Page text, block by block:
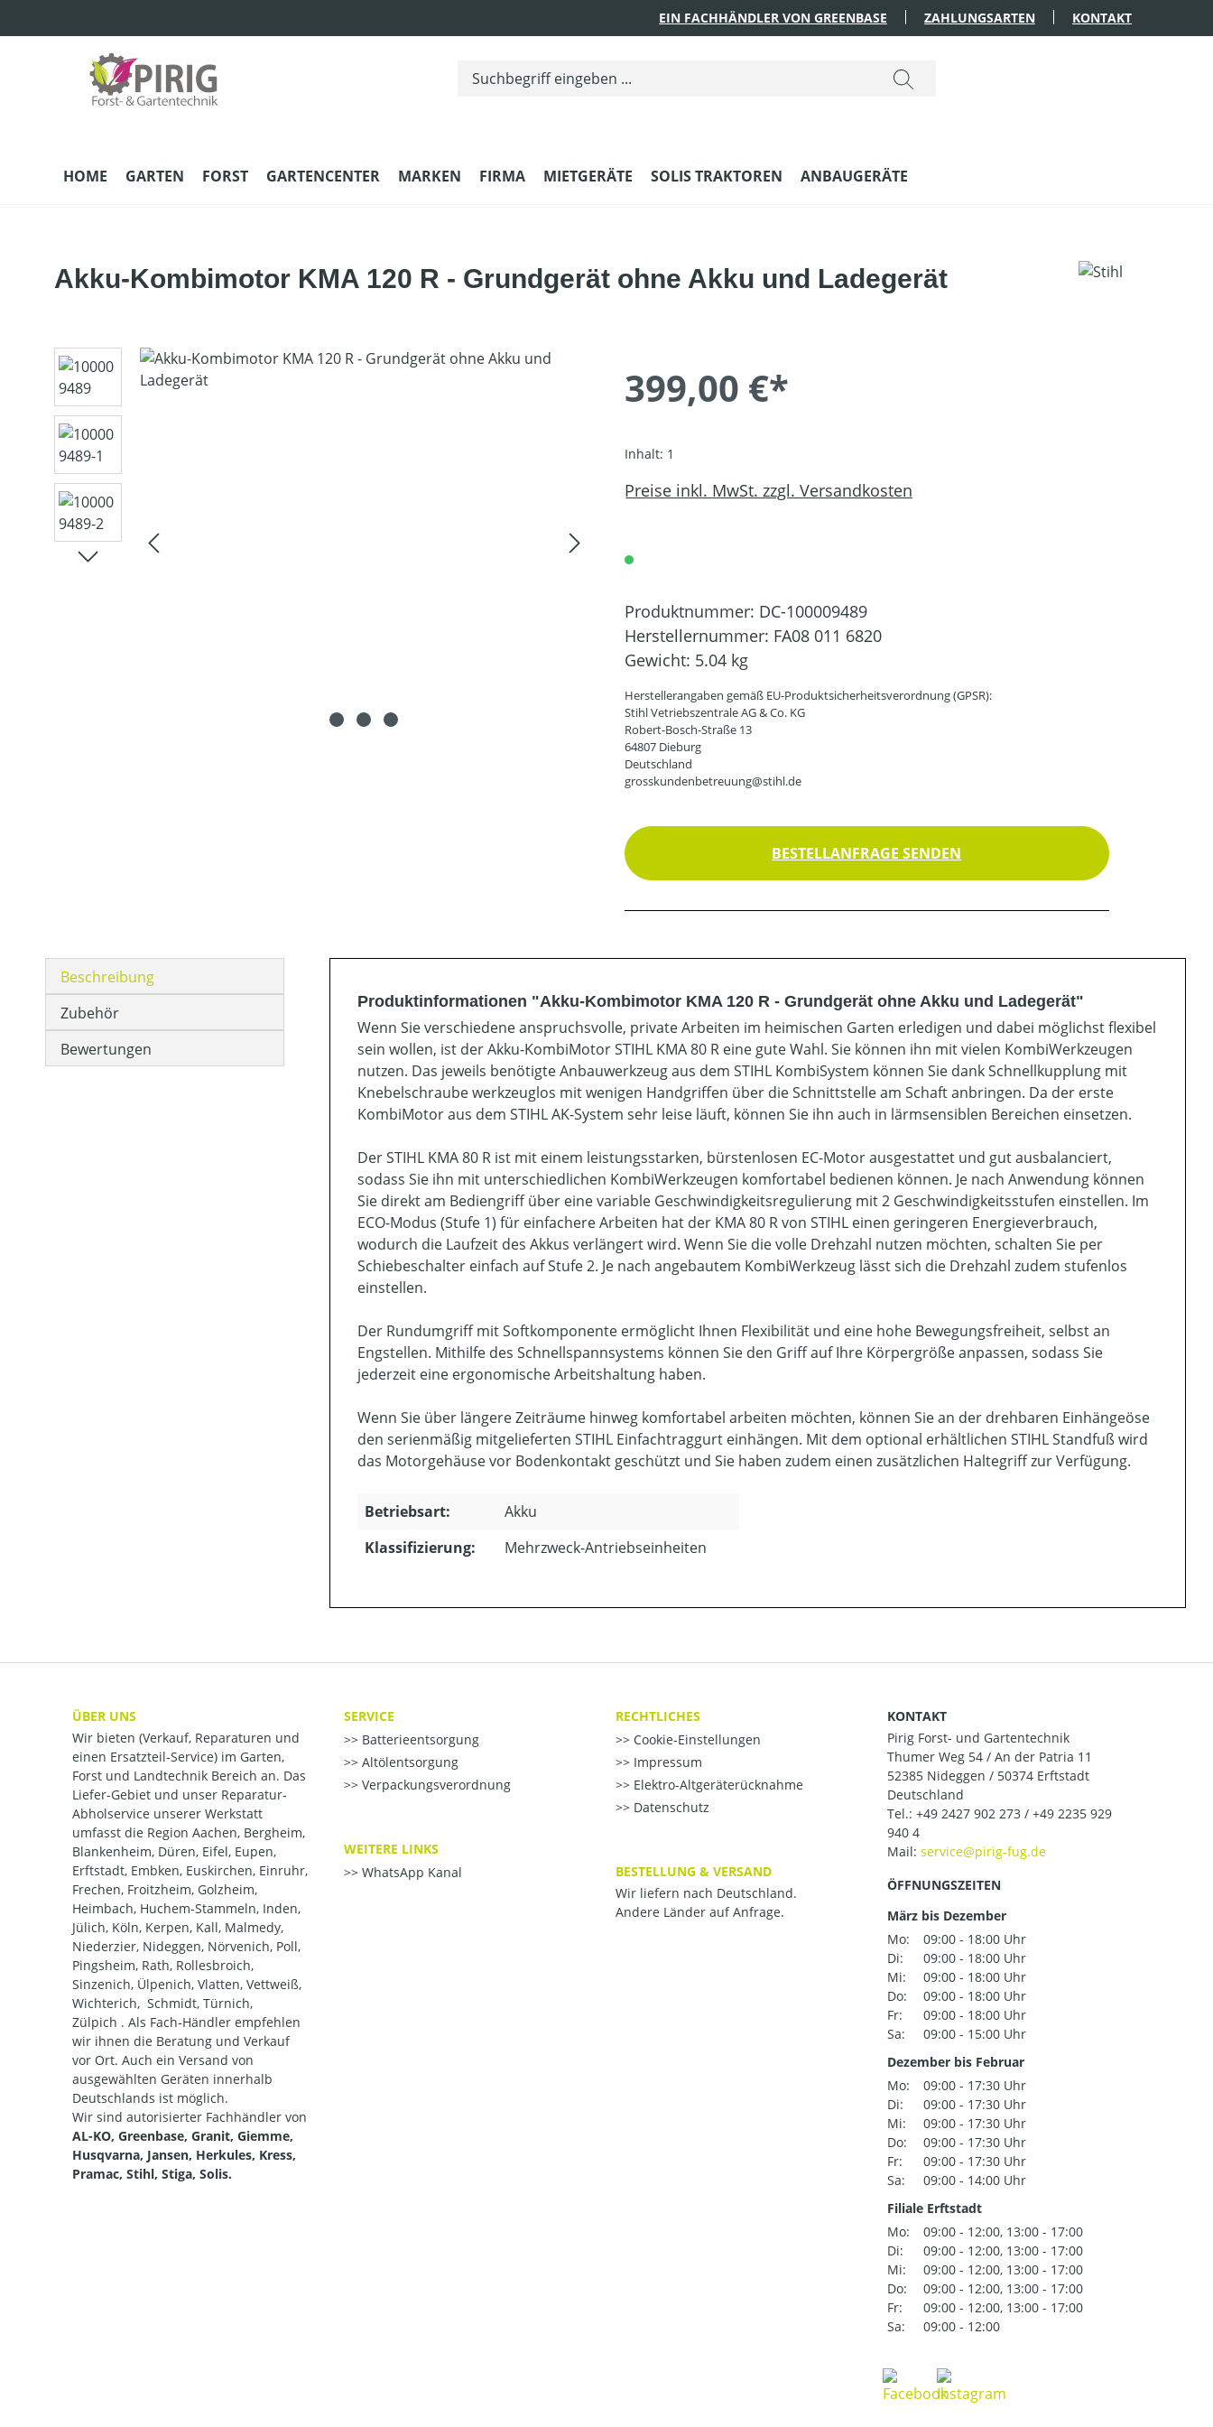
EIN FACHHÄNDLER VON GREENBASE ZAHLUNGSARTEN KONTAKT
HOME GARTEN FORST GARTENCENTER MARKEN FIRMA MIETGERÄTE SOLIS TRAKTOREN ANBAUGERÄTE
Akku-Kombimotor KMA 120 R - Grundgerät ohne Akku und Ladegerät
Bildergalerie überspringen
399,00 €*
Inhalt: 1
Preise inkl. MwSt. zzgl. Versandkosten
Produktnummer: DC-100009489
Herstellernummer: FA08 011 6820
Gewicht: 5.04 kg
Herstellerangaben gemäß EU-Produktsicherheitsverordnung (GPSR):
Stihl Vetriebszentrale AG & Co. KG
Robert-Bosch-Straße 13
64807 Dieburg
Deutschland
grosskundenbetreuung@stihl.de
BESTELLANFRAGE SENDEN
Beschreibung
Zubehör
Bewertungen
Produktinformationen "Akku-Kombimotor KMA 120 R - Grundgerät ohne Akku und Ladegerät"
Wenn Sie verschiedene anspruchsvolle, private Arbeiten im heimischen Garten erledigen und dabei möglichst flexibel
sein wollen, ist der Akku-KombiMotor STIHL KMA 80 R eine gute Wahl. Sie können ihn mit vielen KombiWerkzeugen
nutzen. Das jeweils benötigte Anbauwerkzeug aus dem STIHL KombiSystem können Sie dank Schnellkupplung mit
Knebelschraube werkzeuglos mit wenigen Handgriffen über die Schnittstelle am Schaft anbringen. Da der erste
KombiMotor aus dem STIHL AK-System sehr leise läuft, können Sie ihn auch in lärmsensiblen Bereichen einsetzen.
Der STIHL KMA 80 R ist mit einem leistungsstarken, bürstenlosen EC-Motor ausgestattet und gut ausbalanciert,
sodass Sie ihn mit unterschiedlichen KombiWerkzeugen komfortabel bedienen können. Je nach Anwendung können
Sie direkt am Bediengriff über eine variable Geschwindigkeitsregulierung mit 2 Geschwindigkeitsstufen einstellen. Im
ECO-Modus (Stufe 1) für einfachere Arbeiten hat der KMA 80 R von STIHL einen geringeren Energieverbrauch,
wodurch die Laufzeit des Akkus verlängert wird. Wenn Sie die volle Drehzahl nutzen möchten, schalten Sie per
Schiebeschalter einfach auf Stufe 2. Je nach angebautem KombiWerkzeug lässt sich die Drehzahl zudem stufenlos
einstellen.
Der Rundumgriff mit Softkomponente ermöglicht Ihnen Flexibilität und eine hohe Bewegungsfreiheit, selbst an
Engstellen. Mithilfe des Schnellspannsystems können Sie den Griff auf Ihre Körpergröße anpassen, sodass Sie
jederzeit eine ergonomische Arbeitshaltung haben.
Wenn Sie über längere Zeiträume hinweg komfortabel arbeiten möchten, können Sie an der drehbaren Einhängeöse
den serienmäßig mitgelieferten STIHL Einfachtraggurt einhängen. Mit dem optional erhältlichen STIHL Standfuß wird
das Motorgehäuse vor Bodenkontakt geschützt und Sie haben zudem einen zusätzlichen Haltegriff zur Verfügung.
Betriebsart:
Akku
Klassifizierung:
Mehrzweck-Antriebseinheiten
ÜBER UNS
Wir bieten (Verkauf, Reparaturen und
einen Ersatzteil-Service) im Garten,
Forst und Landtechnik Bereich an. Das
Liefer-Gebiet und unser Reparatur-
Abholservice unserer Werkstatt
umfasst die Region Aachen, Bergheim,
Blankenheim, Düren, Eifel, Eupen,
Erftstadt, Embken, Euskirchen, Einruhr,
Frechen, Froitzheim, Golzheim,
Heimbach, Huchem-Stammeln, Inden,
Jülich, Köln, Kerpen, Kall, Malmedy,
Niederzier, Nideggen, Nörvenich, Poll,
Pingsheim, Rath, Rollesbroich,
Sinzenich, Ülpenich, Vlatten, Vettweiß,
Wichterich, Schmidt, Türnich,
Zülpich . Als Fach-Händler empfehlen
wir ihnen die Beratung und Verkauf
vor Ort. Auch ein Versand von
ausgewählten Geräten innerhalb
Deutschlands ist möglich.
Wir sind autorisierter Fachhändler von
AL-KO, Greenbase, Granit, Giemme,
Husqvarna, Jansen, Herkules, Kress,
Pramac, Stihl, Stiga, Solis.
SERVICE
Batterieentsorgung
Altölentsorgung
Verpackungsverordnung
WEITERE LINKS
WhatsApp Kanal
RECHTLICHES
Cookie-Einstellungen
Impressum
Elektro-Altgeräterücknahme
Datenschutz
BESTELLUNG & VERSAND
Wir liefern nach Deutschland.
Andere Länder auf Anfrage.
KONTAKT
Pirig Forst- und Gartentechnik
Thumer Weg 54 / An der Patria 11
52385 Nideggen / 50374 Erftstadt
Deutschland
Tel.: +49 2427 902 273 / +49 2235 929
940 4
Mail:
ÖFFNUNGSZEITEN
März bis Dezember
Mo:
09:00 - 18:00 Uhr
Di:
09:00 - 18:00 Uhr
Mi:
09:00 - 18:00 Uhr
Do:
09:00 - 18:00 Uhr
Fr:
09:00 - 18:00 Uhr
Sa:
09:00 - 15:00 Uhr
Dezember bis Februar
Mo:
09:00 - 17:30 Uhr
Di:
09:00 - 17:30 Uhr
Mi:
09:00 - 17:30 Uhr
Do:
09:00 - 17:30 Uhr
Fr:
09:00 - 17:30 Uhr
Sa:
09:00 - 14:00 Uhr
Filiale Erftstadt
Mo:
09:00 - 12:00, 13:00 - 17:00
Di:
09:00 - 12:00, 13:00 - 17:00
Mi:
09:00 - 12:00, 13:00 - 17:00
Do:
09:00 - 12:00, 13:00 - 17:00
Fr:
09:00 - 12:00, 13:00 - 17:00
Sa:
09:00 - 12:00